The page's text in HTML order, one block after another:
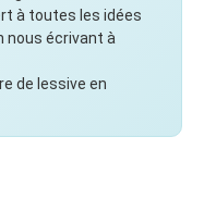
à toutes les idées
nous écrivant à
de lessive en